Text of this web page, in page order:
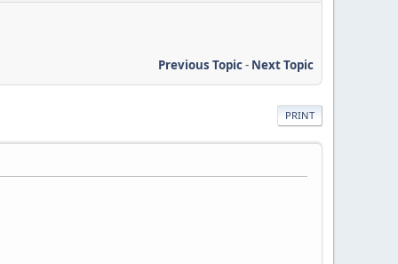
Previous Topic- Next Topic
PRINT